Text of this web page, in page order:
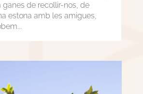
ganes de recollir-nos, de
estona amb les amigues,